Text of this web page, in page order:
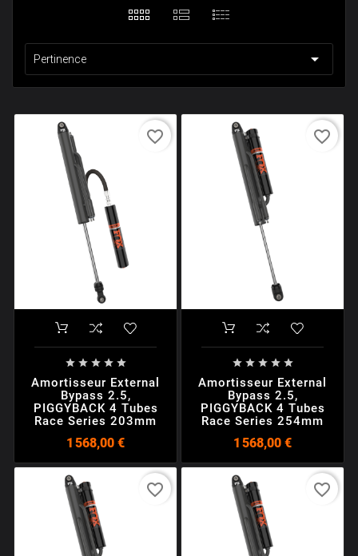
Pertinence 
    
Amortisseur External
Bypass 2.5,
PIGGYBACK 4 Tubes
Race Series 203mm
1 568,00 €
favorite_border
    
Amortisseur External
Bypass 2.5,
PIGGYBACK 4 Tubes
Race Series 254mm
1 568,00 €
favorite_border
favorite_border favorite_border